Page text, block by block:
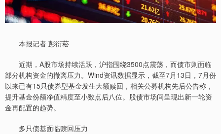
本报记者 彭衍菘
近期，A股市场持续活跃，沪指围绕3500点震荡，而债市则面临
部分机构资金的撤离压力。Wind资讯数据显示，截至7月13日，7月份
以来已有15只债券型基金发生大额赎回，相关公募机构先后公告称，
提升基金份额净值精度至小数点后八位。股债市场间呈现出新一轮资
金再配置的趋势。
多只债基面临赎回压力